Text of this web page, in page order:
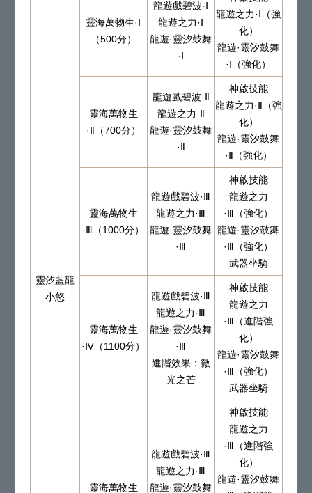
靈汐藍龍
小悠
靈海萬物生·Ⅰ
（500分）
龍遊戲碧波·Ⅰ
龍遊之力·Ⅰ
龍遊·靈汐鼓舞
·Ⅰ
龍遊之力·Ⅰ（強
化）
龍遊·靈汐鼓舞
·Ⅰ（強化）
靈海萬物生
·Ⅱ（700分）
龍遊戲碧波·Ⅱ
龍遊之力·Ⅱ
龍遊·靈汐鼓舞
·Ⅱ
神啟技能
龍遊之力·Ⅱ（強
化）
龍遊·靈汐鼓舞
·Ⅱ（強化）
靈海萬物生
·Ⅲ（1000分）
龍遊戲碧波·Ⅲ
龍遊之力·Ⅲ
龍遊·靈汐鼓舞
·Ⅲ
神啟技能
龍遊之力
·Ⅲ（強化）
龍遊·靈汐鼓舞
·Ⅲ（強化）
武器坐騎
靈海萬物生
·Ⅳ（1100分）
龍遊戲碧波·Ⅲ
龍遊之力·Ⅲ
龍遊·靈汐鼓舞
·Ⅲ
進階效果：微
光之芒
神啟技能
龍遊之力
·Ⅲ（進階強
化）
龍遊·靈汐鼓舞
·Ⅲ（強化）
武器坐騎
靈海萬物生
龍遊戲碧波·Ⅲ
龍遊之力·Ⅲ
龍遊·靈汐鼓舞
神啟技能
龍遊之力
·Ⅲ（進階強
化）
龍遊·靈汐鼓舞